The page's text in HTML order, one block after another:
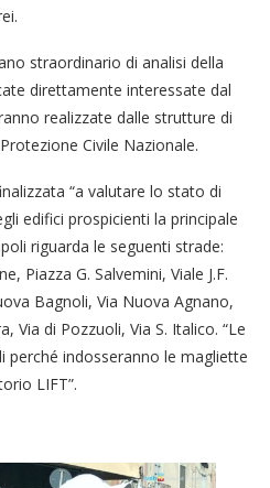
straordinario di analisi della
direttamente interessate dal
realizzate dalle strutture di
Civile Nazionale.
“a valutare lo stato di
edifici prospicienti la principale
riguarda le seguenti strade:
Piazza G. Salvemini, Viale J.F.
Bagnoli, Via Nuova Agnano,
Via di Pozzuoli, Via S. Italico. “Le
perché indosseranno le magliette
LIFT”.